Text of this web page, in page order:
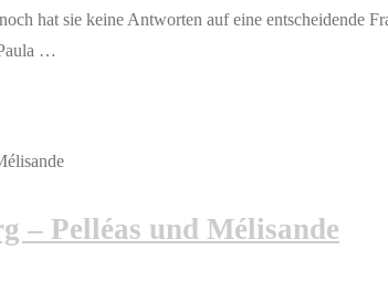
hat sie keine Antworten auf eine entscheidende
…
– Pelléas und Mélisande